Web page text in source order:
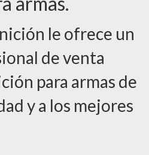
le ofrece un
de venta
para armas de
y a los mejores